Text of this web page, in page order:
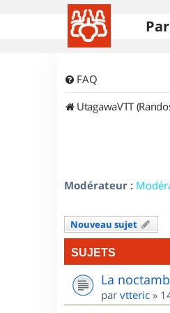
FAQ
UtagawaVTT
Modérateur :
Nouveau sujet
SUJETS
La
par vtteric »